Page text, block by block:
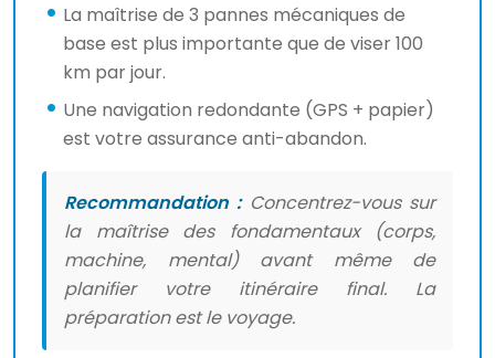
La maîtrise de 3 pannes mécaniques de
base est plus importante que de viser 100
km par jour.
Une navigation redondante (GPS + papier)
est votre assurance anti-abandon.
Recommandation :Concentrez-vous sur
la maîtrise des fondamentaux (corps,
machine, mental) avant même de
planifier votre itinéraire final. La
préparation est le voyage.